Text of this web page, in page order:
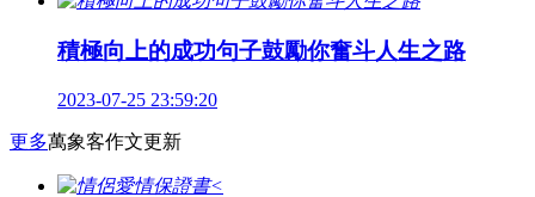
積極向上的成功句子鼓勵你奮斗人生之路
2023-07-25 23:59:20
更多萬象客作文更新
<